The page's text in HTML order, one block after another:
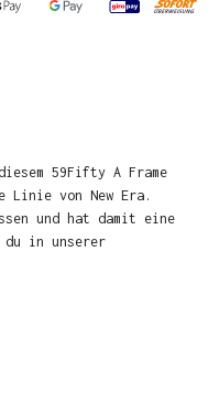
59Fifty A Frame
Linie von New Era.
und hat damit eine
du in unserer